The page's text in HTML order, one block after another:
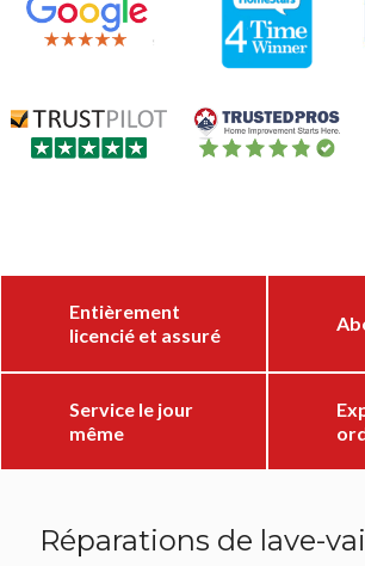
Entièrement
licencié et assuré
Service le jour
même
Réparations de lave-